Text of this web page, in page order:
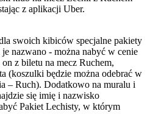
z aplikacji Uber.
swoich kibiców specjalne pakiety
nazwano - można nabyć w cenie
on z biletu na mecz Ruchem,
(koszulki będzie można odebrać w
– Ruch). Dodatkowo na muralu i
się imię i nazwisko
Pakiet Lechisty, w którym